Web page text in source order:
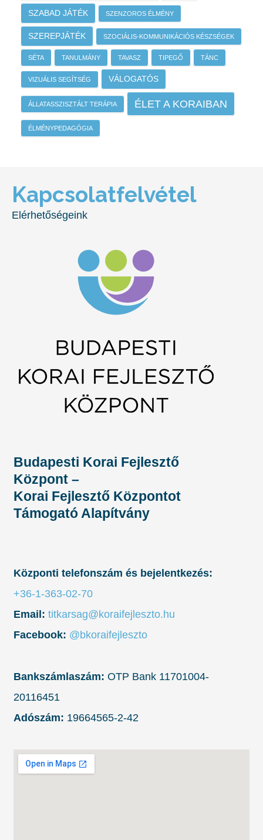
SZABAD JÁTÉK SZENZOROS ÉLMÉNY
SZEREPJÁTÉK SZOCIÁLIS-KOMMUNIKÁCIÓS KÉSZSÉGEK
SÉTA TANULMÁNY TAVASZ TIPEGŐ TÁNC
VIZUÁLIS SEGÍTSÉG VÁLOGATÓS
ÁLLATASSZISZTÁLT TERÁPIA ÉLET A KORAIBAN
ÉLMÉNYPEDAGÓGIA
Kapcsolatfelvétel
Elérhetőségeink
Budapesti Korai Fejlesztő
Központ –
Korai Fejlesztő Központot
Támogató Alapítvány
Központi telefonszám és bejelentkezés:
+36-1-363-02-70
Email: titkarsag@koraifejleszto.hu
Facebook: @bkoraifejleszto
Bankszámlaszám: OTP Bank 11701004-
20116451
Adószám: 19664565-2-42